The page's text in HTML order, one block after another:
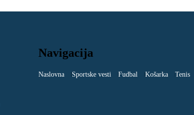
Navigacija
Naslovna Sportske vesti Fudbal Košarka Tenis